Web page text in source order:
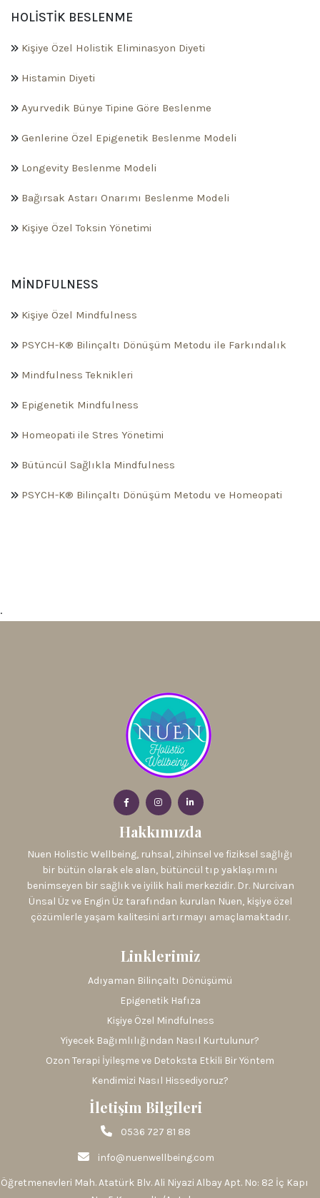
HOLISTIK BESLENME
Kişiye Özel Holistik Eliminasyon Diyeti
Histamin Diyeti
Ayurvedik Bünye Tipine Göre Beslenme
Genlerine Özel Epigenetik Beslenme Modeli
Longevity Beslenme Modeli
Bağırsak Astarı Onarımı Beslenme Modeli
Kişiye Özel Toksin Yönetimi
MINDFULNESS
Kişiye Özel Mindfulness
PSYCH-K® Bilinçaltı Dönüşüm Metodu ile Farkındalık
Mindfulness Teknikleri
Epigenetik Mindfulness
Homeopati ile Stres Yönetimi
Bütüncül Sağlıkla Mindfulness
PSYCH-K® Bilinçaltı Dönüşüm Metodu ve Homeopati
.
Hakkımızda
Nuen Holistic Wellbeing, ruhsal, zihinsel ve fiziksel sağlığı
bir bütün olarak ele alan, bütüncül tıp yaklaşımını
benimseyen bir sağlık ve iyilik hali merkezidir. Dr. Nurcivan
Ünsal Üz ve Engin Üz tarafından kurulan Nuen, kişiye özel
çözümlerle yaşam kalitesini artırmayı amaçlamaktadır.
Linklerimiz
Adıyaman Bilinçaltı Dönüşümü
Epigenetik Hafıza
Kişiye Özel Mindfulness
Yiyecek Bağımlılığından Nasıl Kurtulunur?
Ozon Terapi İyileşme ve Detoksta Etkili Bir Yöntem
Kendimizi Nasıl Hissediyoruz?
İletişim Bilgileri
0536 727 81 88
info@nuenwellbeing.com
Öğretmenevleri Mah. Atatürk Blv. Ali Niyazi Albay Apt. No: 82 İç Kapı